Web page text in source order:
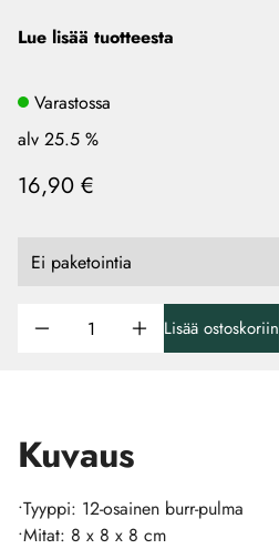
Lue lisää tuotteesta
Varastossa
alv 25.5 %
16,90 €
Lisää ostoskoriin
Kuvaus
•Tyyppi: 12-osainen burr-pulma
•Mitat: 8 x 8 x 8 cm